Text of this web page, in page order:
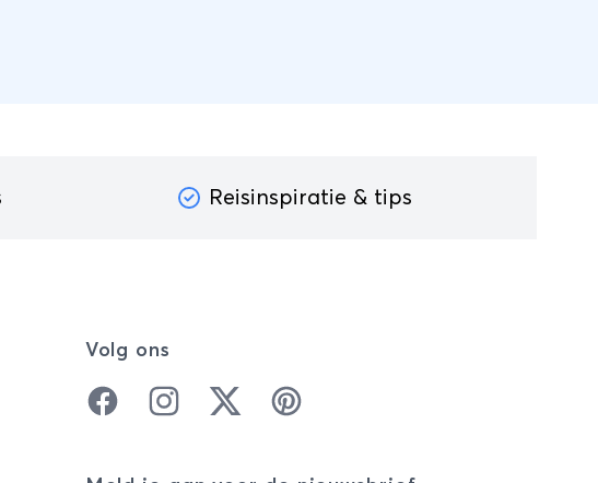
Reisinspiratie & tips
Volg ons
FacebookInstagramTwitter Pinterest